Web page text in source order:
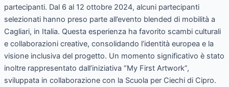
partecipanti. Dal 6 al 12 ottobre 2024, alcuni partecipanti
selezionati hanno preso parte all’evento blended di mobilità a
Cagliari, in Italia. Questa esperienza ha favorito scambi culturali
e collaborazioni creative, consolidando l’identità europea e la
visione inclusiva del progetto. Un momento significativo è stato
inoltre rappresentato dall’iniziativa “My First Artwork”,
sviluppata in collaborazione con la Scuola per Ciechi di Cipro.